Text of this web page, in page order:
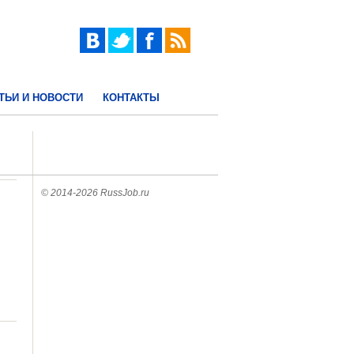
И НОВОСТИ КОНТАКТЫ
© 2014-2026 RussJob.ru